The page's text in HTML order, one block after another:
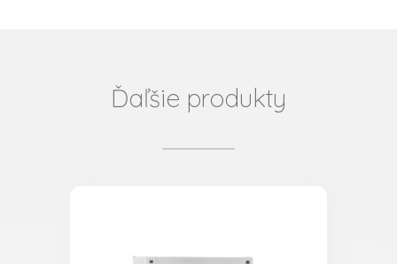
Ďaľšie produkty